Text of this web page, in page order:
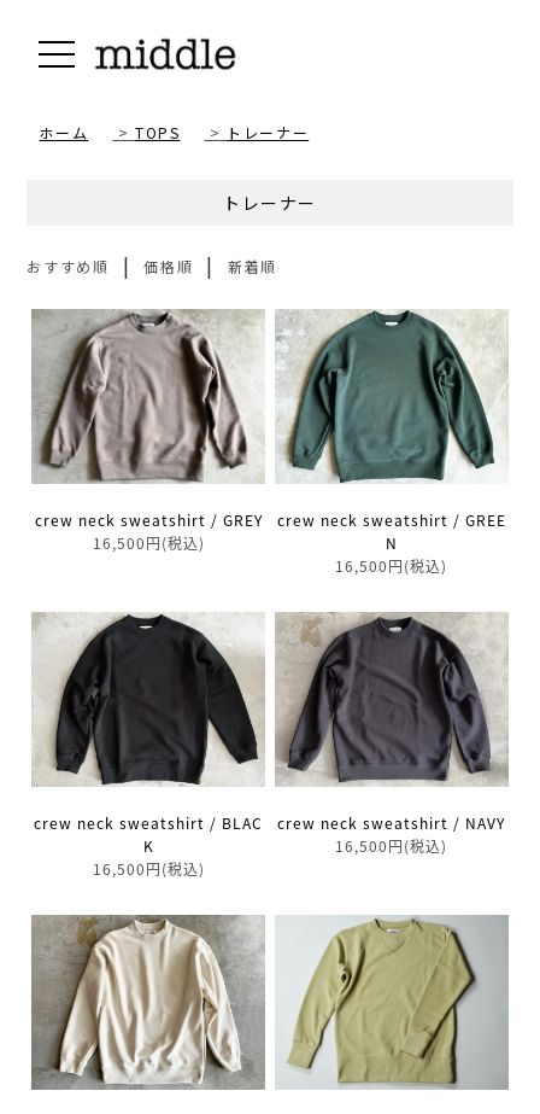
ホーム >TOPS > トレーナー
トレーナー
おすすめ順 |価格順 |新着順
crew neck sweatshirt / GREY
16,500円(税込)
crew neck sweatshirt / GREE
N
16,500円(税込)
crew neck sweatshirt / BLAC
K
16,500円(税込)
crew neck sweatshirt / NAVY
16,500円(税込)